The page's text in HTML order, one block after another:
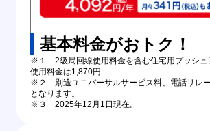
基本料金がおトク！
※１ 2級局回線使用料金を含む住宅用プッシュ
使用料金は1,870円
※２ 別途ユニバーサルサービス料、電話リレ
となります。
※３ 2025年12月1日現在。